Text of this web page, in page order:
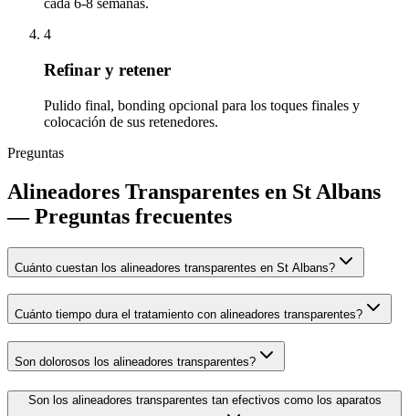
cada 6-8 semanas.
4
Refinar y retener
Pulido final, bonding opcional para los toques finales y
colocación de sus retenedores.
Preguntas
Alineadores Transparentes en St Albans
— Preguntas frecuentes
Cuánto cuestan los alineadores transparentes en St Albans?
Cuánto tiempo dura el tratamiento con alineadores transparentes?
Son dolorosos los alineadores transparentes?
Son los alineadores transparentes tan efectivos como los aparatos